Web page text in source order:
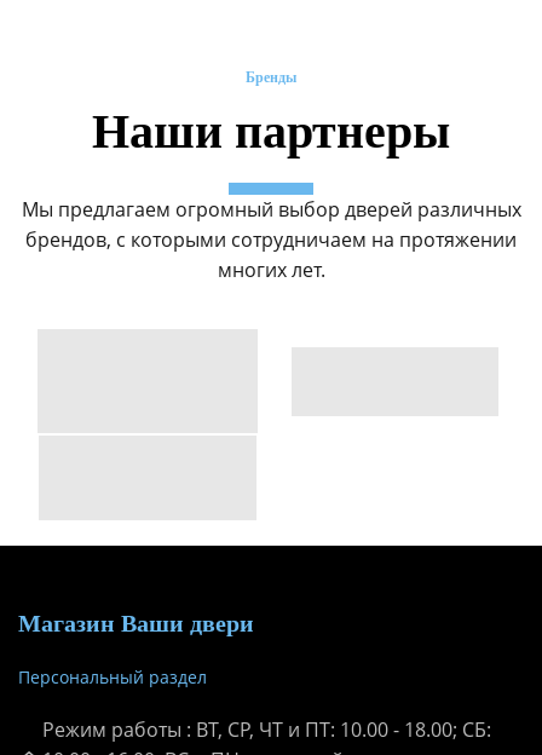
Бренды
Наши партнеры
Мы предлагаем огромный выбор дверей различных
брендов, с которыми сотрудничаем на протяжении
многих лет.
Магазин Ваши двери
Персональный раздел
Режим работы : ВТ, СР, ЧТ и ПТ: 10.00 - 18.00; СБ: